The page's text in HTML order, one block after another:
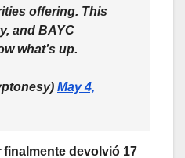
offering. This
and BAYC
what’s up.
May 4,
finalmente devolvió 17